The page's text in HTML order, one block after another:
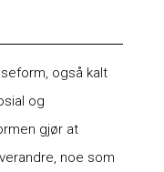
også kalt
og
gjør at
noe som